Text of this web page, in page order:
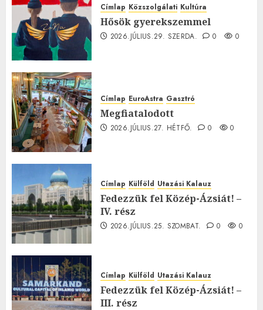
Címlap Közszolgálati Kultúra
Hősök gyerekszemmel
2026.JÚLIUS.29. SZERDA. 0 0
Címlap EuroAstra Gasztró
Megfiatalodott
2026.JÚLIUS.27. HÉTFŐ. 0 0
Címlap Külföld Utazási Kalauz
Fedezzük fel Közép-Ázsiát! –
IV. rész
2026.JÚLIUS.25. SZOMBAT. 0 0
Címlap Külföld Utazási Kalauz
Fedezzük fel Közép-Ázsiát! –
III. rész